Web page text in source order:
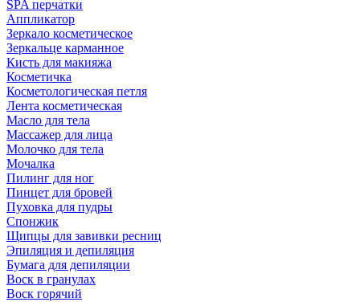
SPA перчатки
Аппликатор
Зеркало косметическое
Зеркальце карманное
Кисть для макияжа
Косметичка
Косметологическая петля
Лента косметическая
Масло для тела
Массажер для лица
Молочко для тела
Мочалка
Пилинг для ног
Пинцет для бровей
Пуховка для пудры
Спонжик
Щипцы для завивки ресниц
Эпиляция и депиляция
Бумага для депиляции
Воск в гранулах
Воск горячий